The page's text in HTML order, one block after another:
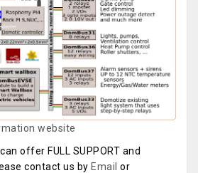
website
offer FULL SUPPORT and
contact us by Email or